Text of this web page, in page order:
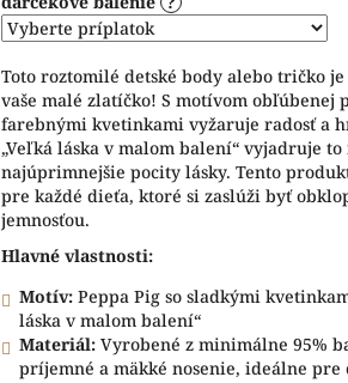
Toto roztomilé detské body alebo tričko
vaše malé zlatíčko! S motívom obľúbenej
farebnými kvetinkami vyžaruje radosť a
„Veľká láska v malom balení“ vyjadruje
najúprimnejšie pocity lásky. Tento
pre každé dieťa, ktoré si zaslúži byť
jemnosťou.
Hlavné vlastnosti:
Motív: Peppa Pig so sladkými
láska v malom balení“
Materiál: Vyrobené z minimálne 95%
príjemné a mäkké nosenie, ideálne